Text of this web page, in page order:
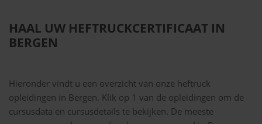
HAAL UW HEFTRUCKCERTIFICAAT IN
BERGEN
Hieronder vindt u een overzicht van onze heftruck
opleidingen in Bergen. Klik op 1 van de opleidingen om de
cursusdata en cursusdetails te bekijken. De meeste